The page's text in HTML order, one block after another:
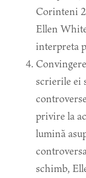
Corinteni
Ellen
interpreta
scrierile ei
privire la
lumină
schimb,